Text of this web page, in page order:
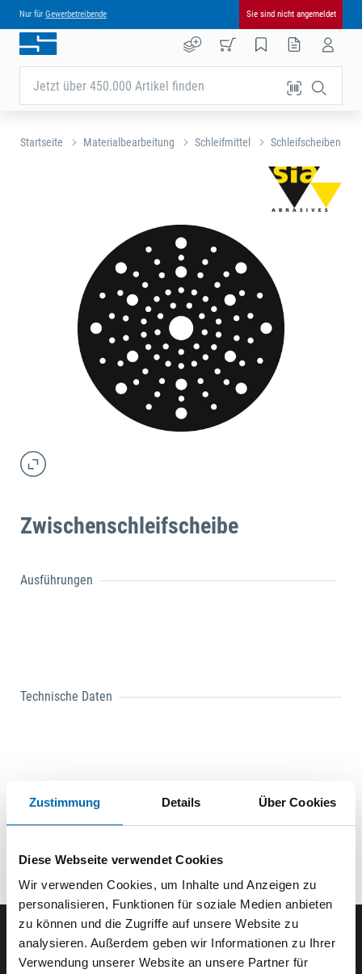
Zustimmung Details Über Cookies
Diese Webseite verwendet Cookies
Wir verwenden Cookies, um Inhalte und Anzeigen zu
personalisieren, Funktionen für soziale Medien anbieten
zu können und die Zugriffe auf unsere Website zu
analysieren. Außerdem geben wir Informationen zu Ihrer
Verwendung unserer Website an unsere Partner für
Nur für Gewerbetreibende Sie sind nicht angemeldet
Jetzt über 450.000 Artikel finden
Startseite Materialbearbeitung Schleifmittel Schleifscheiben
Zwischenschleifscheibe
Ausführungen
Technische Daten
Der SEEFELDER Newsletter